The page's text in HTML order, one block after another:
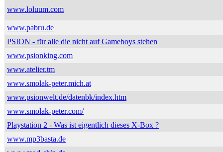
www.loluum.com
www.pabru.de
PSION - für alle die nicht auf Gameboys stehen
www.psionking.com
www.atelier.tm
www.smolak-peter.mich.at
www.psionwelt.de/datenbk/index.htm
www.smolak-peter.com/
Playstation 2 - Was ist eigentlich dieses X-Box ?
www.mp3basta.de